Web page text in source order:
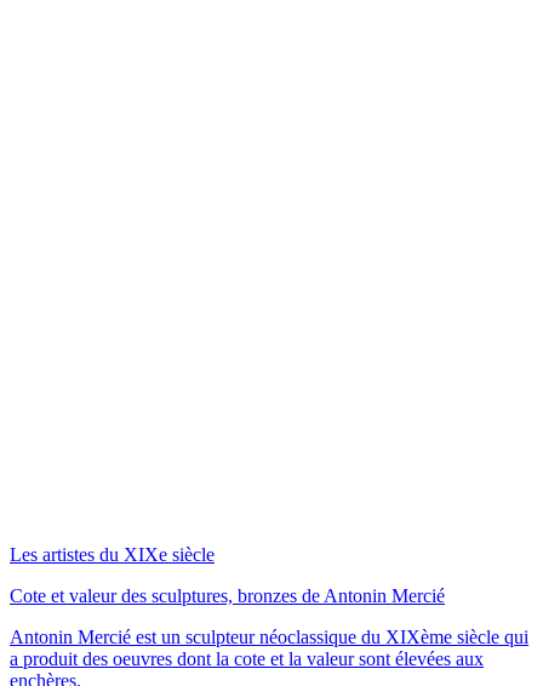
Les artistes du XIXe siècle
Cote et valeur des sculptures, bronzes de Antonin Mercié
Antonin Mercié est un sculpteur néoclassique du XIXème siècle qui
a produit des oeuvres dont la cote et la valeur sont élevées aux
enchères.